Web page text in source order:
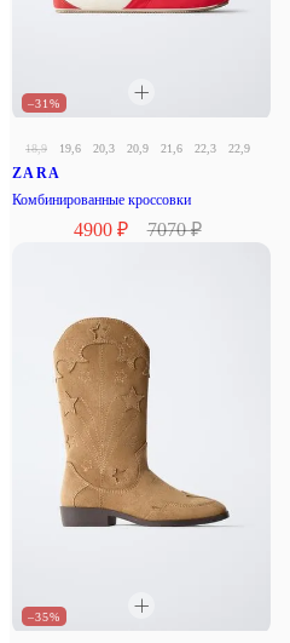
–31%
18,9 19,6 20,3 20,9 21,6 22,3 22,9
ZARA
Комбинированные кроссовки
4900 ₽ 7070 ₽
–35%